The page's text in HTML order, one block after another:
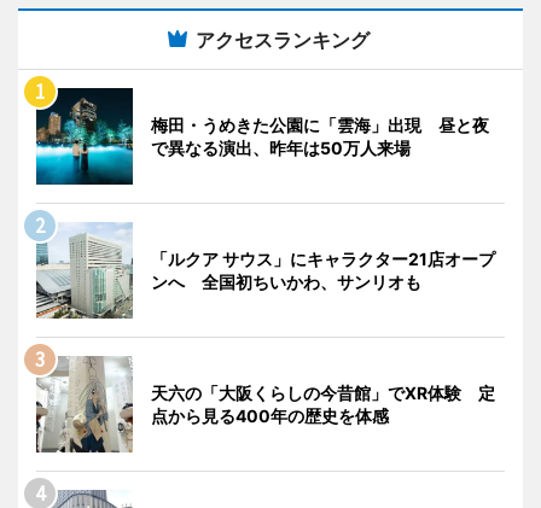
アクセスランキング
梅田・うめきた公園に「雲海」出現 昼と夜
で異なる演出、昨年は50万人来場
「ルクア サウス」にキャラクター21店オープ
ンへ 全国初ちいかわ、サンリオも
天六の「大阪くらしの今昔館」でXR体験 定
点から見る400年の歴史を体感